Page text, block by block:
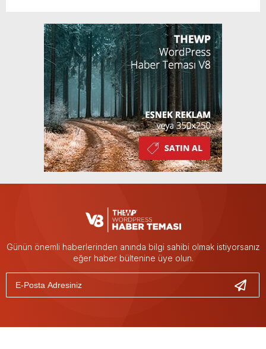
Günün önemli haberlerinden anında bilgi sahibi olmak istiyorsanız
eğer haber bültenine üye olun.